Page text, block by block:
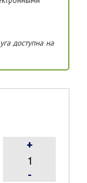
доступна на
-
+